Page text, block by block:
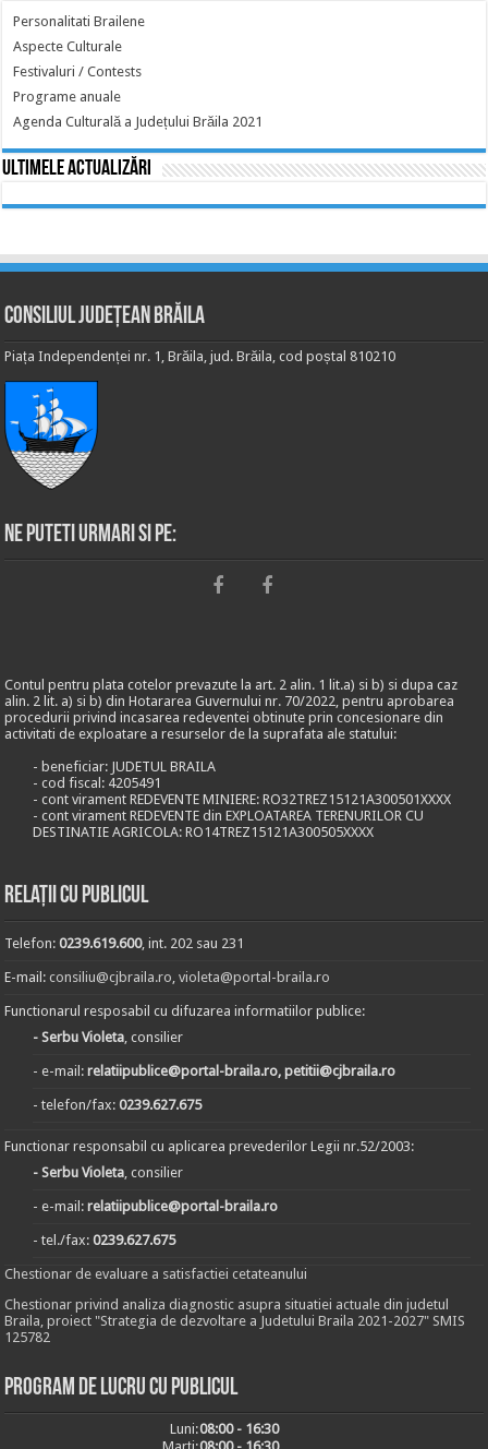
Personalitati Brailene
Aspecte Culturale
Festivaluri / Contests
Programe anuale
Agenda Culturală a Județului Brăila 2021
Ultimele actualizări
Consiliul Județean Brăila
Piața Independenței nr. 1, Brăila, jud. Brăila, cod poștal 810210
Ne puteti urmari si pe:
Contul pentru plata cotelor prevazute la art. 2 alin. 1 lit.a) si b) si dupa caz
alin. 2 lit. a) si b) din Hotararea Guvernului nr. 70/2022, pentru aprobarea
procedurii privind incasarea redeventei obtinute prin concesionare din
activitati de exploatare a resurselor de la suprafata ale statului:
- beneficiar: JUDETUL BRAILA
- cod fiscal: 4205491
- cont virament REDEVENTE MINIERE: RO32TREZ15121A300501XXXX
- cont virament REDEVENTE din EXPLOATAREA TERENURILOR CU
DESTINATIE AGRICOLA: RO14TREZ15121A300505XXXX
Relații cu publicul
Telefon:0239.619.600, int. 202 sau 231
E-mail:consiliu@cjbraila.ro ,violeta@portal-braila.ro
Functionarul resposabil cu difuzarea informatiilor publice:
- Serbu Violeta , consilier
- e-mail:relatiipublice@portal-braila.ro, petitii@cjbraila.ro
- telefon/fax:0239.627.675
Functionar responsabil cu aplicarea prevederilor Legii nr.52/2003:
- Serbu Violeta , consilier
- e-mail:relatiipublice@portal-braila.ro
- tel./fax:0239.627.675
Chestionar de evaluare a satisfactiei cetateanului
Chestionar privind analiza diagnostic asupra situatiei actuale din judetul
Braila, proiect "Strategia de dezvoltare a Judetului Braila 2021-2027" SMIS
125782
Program de lucru cu publicul
Luni:08:00 - 16:30